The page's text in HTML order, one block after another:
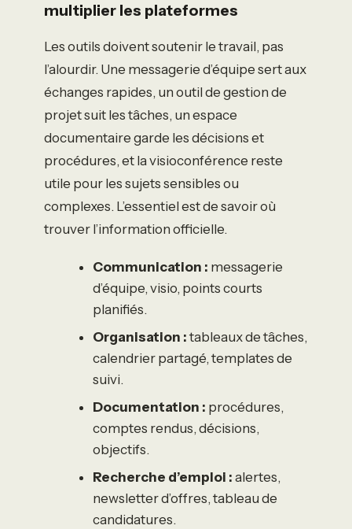
multiplier les plateformes
Les outils doivent soutenir le travail, pas
l’alourdir. Une messagerie d’équipe sert aux
échanges rapides, un outil de gestion de
projet suit les tâches, un espace
documentaire garde les décisions et
procédures, et la visioconférence reste
utile pour les sujets sensibles ou
complexes. L’essentiel est de savoir où
trouver l’information officielle.
Communication : messagerie
d’équipe, visio, points courts
planifiés.
Organisation : tableaux de tâches,
calendrier partagé, templates de
suivi.
Documentation : procédures,
comptes rendus, décisions,
objectifs.
Recherche d’emploi : alertes,
newsletter d’offres, tableau de
candidatures.